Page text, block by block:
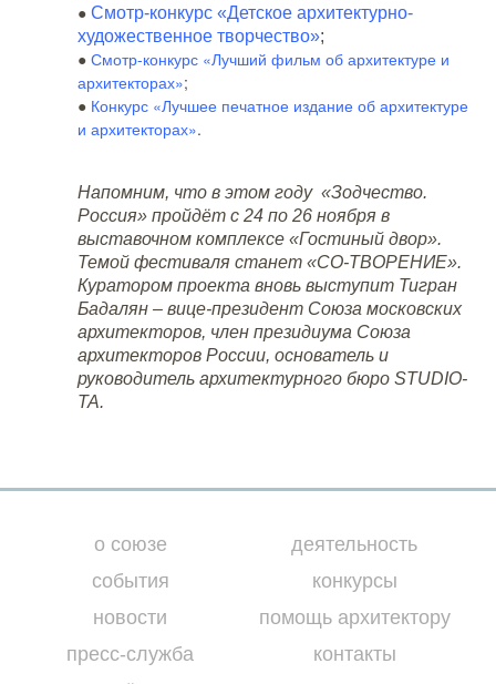
● Смотр-конкурс «Детское архитектурно-
художественное творчество»;
● Смотр-конкурс «Лучший фильм об архитектуре и
архитекторах»;
● Конкурс «Лучшее печатное издание об архитектуре
и архитекторах».
Напомним, что в этом году «Зодчество.
Россия» пройдёт с 24 по 26 ноября в
выставочном комплексе «Гостиный двор».
Темой фестиваля станет «СО-ТВОРЕНИЕ».
Куратором проекта вновь выступит Тигран
Бадалян – вице-президент Союза московских
архитекторов, член президиума Союза
архитекторов России, основатель и
руководитель архитектурного бюро STUDIO-
ТА.
о союзе
события
новости
пресс-служба
деятельность
конкурсы
помощь архитектору
контакты